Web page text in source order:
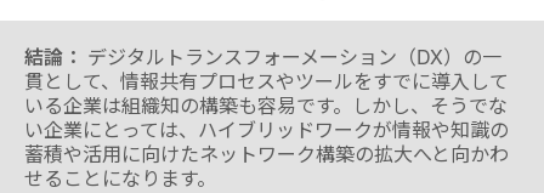
結論： デジタルトランスフォーメーション（DX）の一
貫として、情報共有プロセスやツールをすでに導入して
いる企業は組織知の構築も容易です。しかし、そうでな
い企業にとっては、ハイブリッドワークが情報や知識の
蓄積や活用に向けたネットワーク構築の拡大へと向かわ
せることになります。